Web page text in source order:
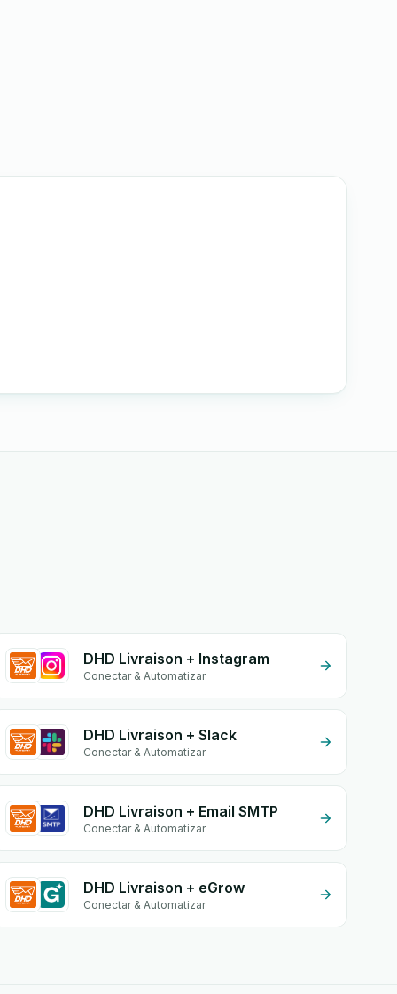
DHD Livraison + Instagram
Conectar & Automatizar
DHD Livraison + Slack
Conectar & Automatizar
DHD Livraison + Email SMTP
Conectar & Automatizar
DHD Livraison + eGrow
Conectar & Automatizar